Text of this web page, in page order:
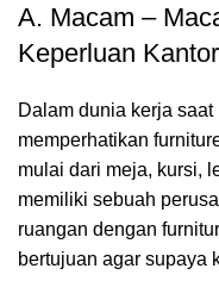
A. Macam –
Keperluan
Dalam dunia kerja
memperhatikan
mulai dari meja, kursi,
memiliki sebuah
ruangan dengan
bertujuan agar supaya